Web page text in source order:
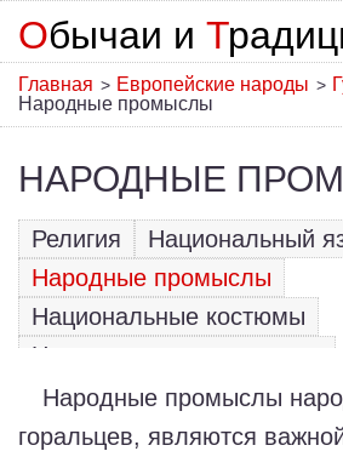
Обычаи и Т
Главная > Европейские народы >
Народные промыслы
НАРОДНЫЕ
Религия Национальный
Народные промыслы
Национальные костюмы
Национальные праздники
Традиционная кухня
Народные промыслы
горальцев, являются